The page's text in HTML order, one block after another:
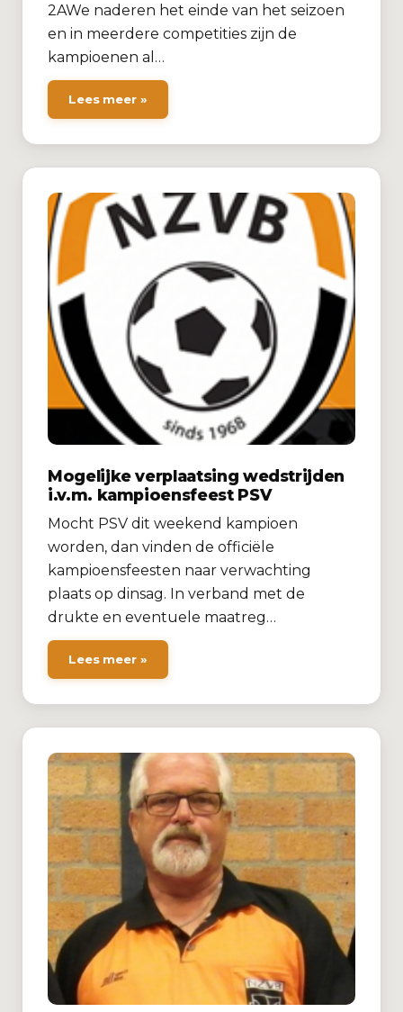
2AWe naderen het einde van het seizoen
en in meerdere competities zijn de
kampioenen al…
Lees meer »
Mogelijke verplaatsing wedstrijden
i.v.m. kampioensfeest PSV
Mocht PSV dit weekend kampioen
worden, dan vinden de officiële
kampioensfeesten naar verwachting
plaats op dinsag. In verband met de
drukte en eventuele maatreg…
Lees meer »